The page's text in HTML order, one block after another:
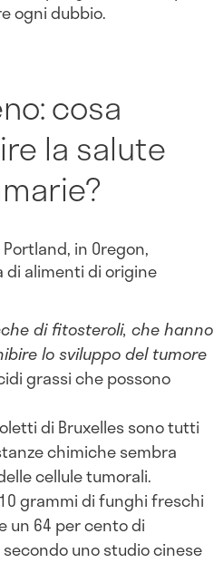
ogni dubbio.
cosa
la salute
in Oregon,
di alimenti di origine
di fitosteroli, che hanno
lo sviluppo del tumore
grassi che possono
di Bruxelles sono tutti
chimiche sembra
cellule tumorali.
grammi di funghi freschi
un 64 per cento di
secondo uno studio cinese